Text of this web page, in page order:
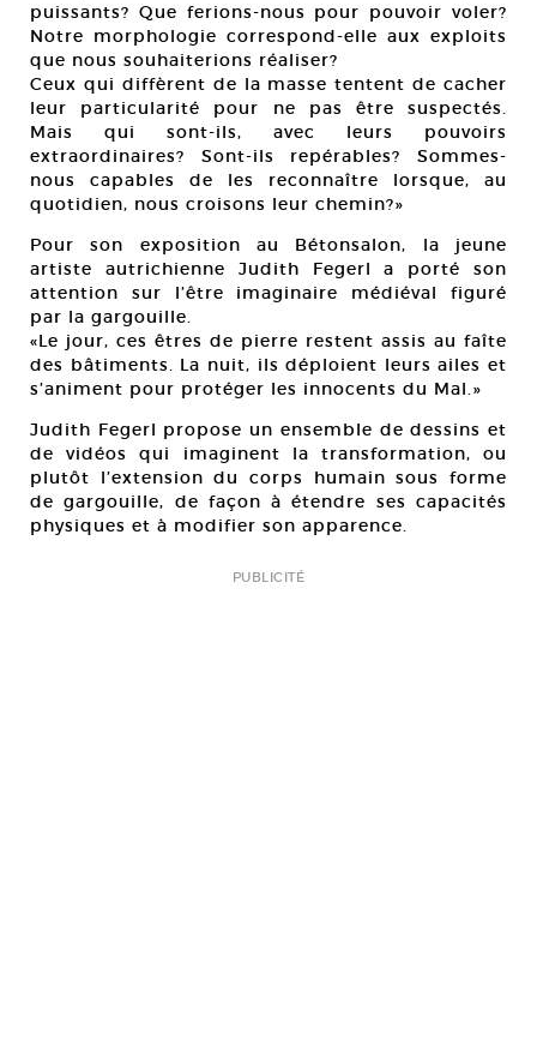
puissants? Que ferions-nous pour pouvoir voler?
Notre morphologie correspond-elle aux exploits
que nous souhaiterions réaliser?
Ceux qui diffèrent de la masse tentent de cacher
leur particularité pour ne pas être suspectés.
Mais qui sont-ils, avec leurs pouvoirs
extraordinaires? Sont-ils repérables? Sommes-
nous capables de les reconnaître lorsque, au
quotidien, nous croisons leur chemin?»
Pour son exposition au Bétonsalon, la jeune
artiste autrichienne Judith Fegerl a porté son
attention sur l’être imaginaire médiéval figuré
par la gargouille.
«Le jour, ces êtres de pierre restent assis au faîte
des bâtiments. La nuit, ils déploient leurs ailes et
s’animent pour protéger les innocents du Mal.»
Judith Fegerl propose un ensemble de dessins et
de vidéos qui imaginent la transformation, ou
plutôt l’extension du corps humain sous forme
de gargouille, de façon à étendre ses capacités
physiques et à modifier son apparence.
PUBLICITÉ